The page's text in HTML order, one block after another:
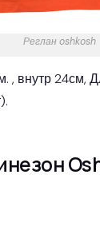
Реглан oshkosh
, внутр 24см,